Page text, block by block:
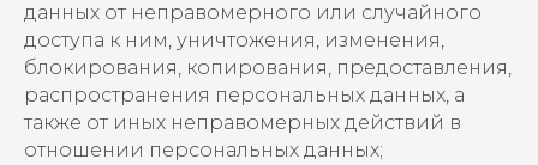
данных от неправомерного или случайного
доступа к ним, уничтожения, изменения,
блокирования, копирования, предоставления,
распространения персональных данных, а
также от иных неправомерных действий в
отношении персональных данных;